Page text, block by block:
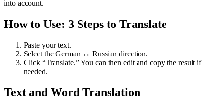
into account.
How to Use: 3 Steps to Translate
Paste your text.
Select the German ↔ Russian direction.
Click “Translate.” You can then edit and copy the result if
needed.
Text and Word Translation